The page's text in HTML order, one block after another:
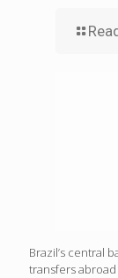
Brazil’s central
transfers abroad